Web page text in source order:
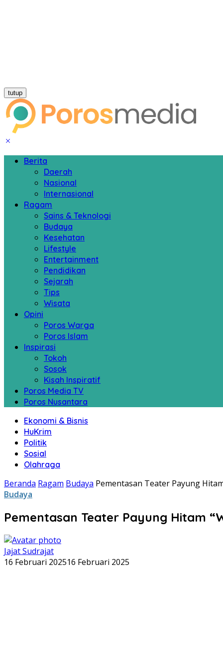
tutup
Berita
Daerah
Nasional
Internasional
Ragam
Sains & Teknologi
Budaya
Kesehatan
Lifestyle
Entertainment
Pendidikan
Sejarah
Tips
Wisata
Opini
Poros Warga
Poros Islam
Inspirasi
Tokoh
Sosok
Kisah Inspiratif
Poros Media TV
Poros Nusantara
Ekonomi & Bisnis
HuKrim
Politik
Sosial
Olahraga
Beranda Ragam Budaya Pementasan Teater Payung
Budaya
Pementasan Teater Payung Hitam
Jajat Sudrajat
16 Februari 202516 Februari 2025